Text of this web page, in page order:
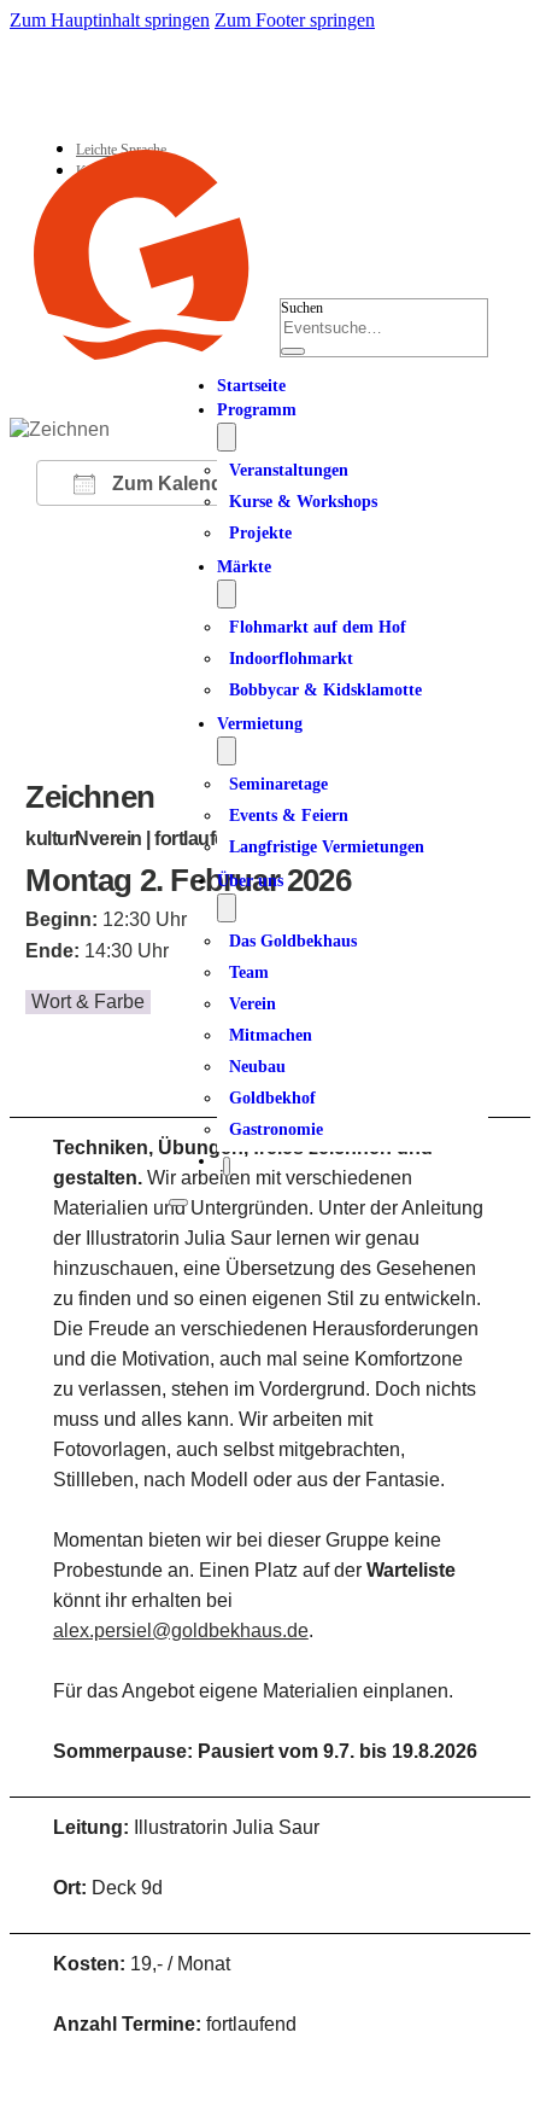
Zum Hauptinhalt springen Zum Footer springen
Leichte Sprache
Kontakt
Suchen
Startseite
Programm
Veranstaltungen
Kurse & Workshops
Projekte
Märkte
Flohmarkt auf dem Hof
Indoorflohmarkt
Bobbycar & Kidsklamotte
Vermietung
Seminaretage
Events & Feiern
Langfristige Vermietungen
Über uns
Das Goldbekhaus
Team
Verein
Mitmachen
Neubau
Goldbekhof
Gastronomie
Zum Kalender hinzufügen
ICS herunterladen
Google Kalender
iCalendarOffice 365
Zeichnen
kulturNverein | fortlaufend
Montag 2. Februar 2026
Beginn: 12:30 Uhr
Ende: 14:30 Uhr
Wort & Farbe
Techniken, Übungen, freies zeichnen und
gestalten.Wir arbeiten mit verschiedenen
Materialien und Untergründen. Unter der Anleitung
der Illustratorin Julia Saur lernen wir genau
hinzuschauen, eine Übersetzung des Gesehenen
zu finden und so einen eigenen Stil zu entwickeln.
Die Freude an verschiedenen Herausforderungen
und die Motivation, auch mal seine Komfortzone
zu verlassen, stehen im Vordergrund. Doch nichts
muss und alles kann. Wir arbeiten mit
Fotovorlagen, auch selbst mitgebrachten,
Stillleben, nach Modell oder aus der Fantasie.
Momentan bieten wir bei dieser Gruppe keine
Probestunde an. Einen Platz auf der Warteliste
könnt ihr erhalten bei
alex.persiel@goldbekhaus.de.
Für das Angebot eigene Materialien einplanen.
Sommerpause: Pausiert vom 9.7. bis 19.8.2026
Leitung: Illustratorin Julia Saur
Ort: Deck 9d
Kosten: 19,- / Monat
Anzahl Termine: fortlaufend